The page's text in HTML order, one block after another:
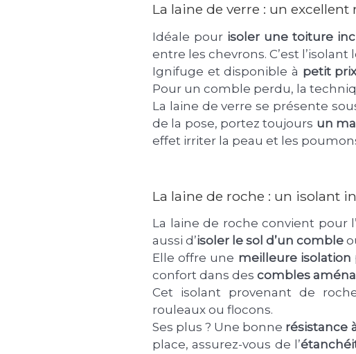
La laine de verre : un
Idéale pour isoler une toiture
entre les chevrons. C’est
Ignifuge et disponible à petit
Pour un comble perdu, la
La laine de verre se présente
de la pose, portez toujours un
effet irriter la peau et les
La laine de roche : un isolant
La laine de roche convient pour
aussi d’isoler le sol d’un comble
Elle offre une meilleure
confort dans des combles
Cet isolant provenant de
rouleaux ou flocons.
Ses plus ? Une bonne résistance
place, assurez-vous de l’